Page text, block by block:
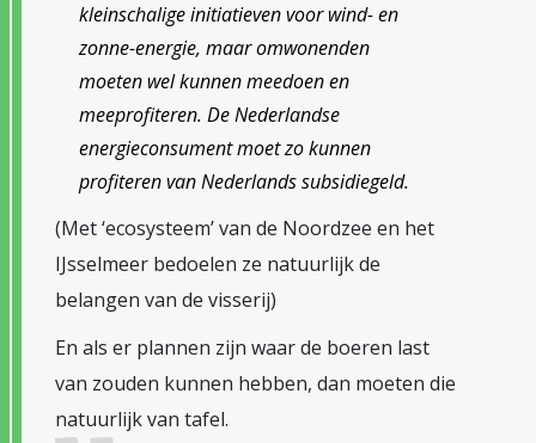
kleinschalige initiatieven voor wind- en
zonne-energie, maar omwonenden
moeten wel kunnen meedoen en
meeprofiteren. De Nederlandse
energieconsument moet zo kunnen
profiteren van Nederlands subsidiegeld.
(Met ‘ecosysteem’ van de Noordzee en het
IJsselmeer bedoelen ze natuurlijk de
belangen van de visserij)
En als er plannen zijn waar de boeren last
van zouden kunnen hebben, dan moeten die
natuurlijk van tafel.